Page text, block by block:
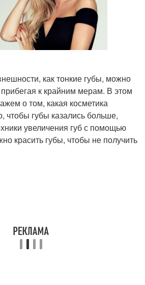
как тонкие губы, можно
к крайним мерам. В этом
о том, какая косметика
чтобы губы казались больше,
увеличения губ с помощью
красить губы, чтобы не получить